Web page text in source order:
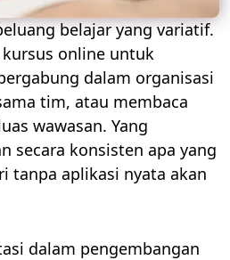
belajar yang variatif.
online untuk
dalam organisasi
tim, atau membaca
wawasan. Yang
secara konsisten apa yang
tanpa aplikasi nyata akan
dalam pengembangan